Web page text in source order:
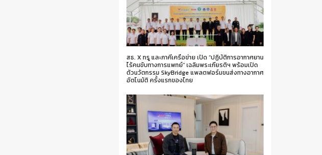
สธ. X ทรู และภาคีเครือข่าย เปิด “ปฏิบัติการอากาศยาน
ไร้คนขับทางการแพทย์” เฉลิมพระเกียรติฯ พร้อมเปิด
ตัวนวัตกรรม SkyBridge แพลตฟอร์มขนส่งทางอากาศ
อัตโนมัติ ครั้งแรกของไทย